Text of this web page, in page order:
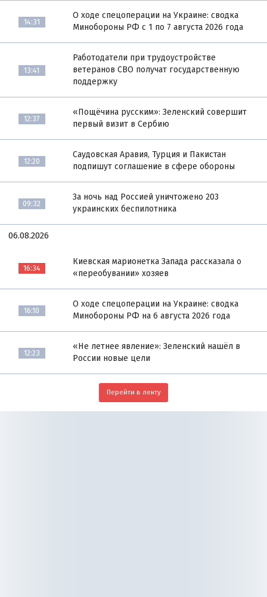
14:31
О ходе спецоперации на Украине: сводка
Минобороны РФ с 1 по 7 августа 2026 года
13:41
Работодатели при трудоустройстве
ветеранов СВО получат государственную
поддержку
12:37
«Пощёчина русским»: Зеленский совершит
первый визит в Сербию
12:20
Саудовская Аравия, Турция и Пакистан
подпишут соглашение в сфере обороны
09:32
За ночь над Россией уничтожено 203
украинских беспилотника
06.08.2026
16:34
Киевская марионетка Запада рассказала о
«переобувании» хозяев
16:10
О ходе спецоперации на Украине: сводка
Минобороны РФ на 6 августа 2026 года
12:23
«Не летнее явление»: Зеленский нашёл в
России новые цели
Перейти в ленту